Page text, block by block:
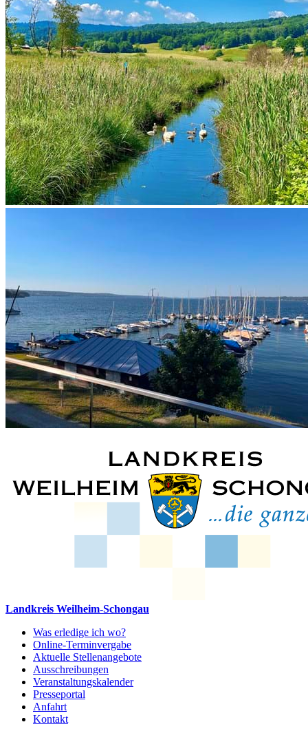
Landkreis Weilheim-Schongau
Was erledige ich wo?
Online-Terminvergabe
Aktuelle Stellenangebote
Ausschreibungen
Veranstaltungskalender
Presseportal
Anfahrt
Kontakt